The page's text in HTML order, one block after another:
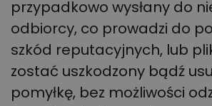
przypadkowo wysłany do
odbiorcy, co prowadzi do
szkód reputacyjnych, lub
zostać uszkodzony bądź
pomyłkę, bez możliwości